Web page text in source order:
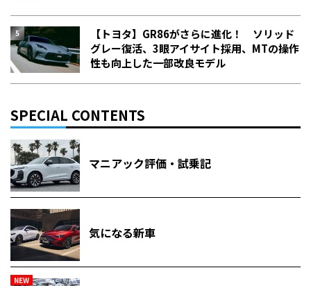
【トヨタ】GR86がさらに進化！ ソリッド
グレー復活、3眼アイサイト採用、MTの操作
性も向上した一部改良モデル
SPECIAL CONTENTS
マニアック評価・試乗記
気になる新車
NEW